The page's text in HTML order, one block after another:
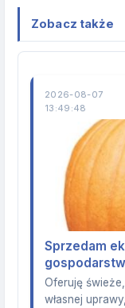
Zobacz także
2026-08-07
13:49:48
Sprzedam
Oferuję
własnej